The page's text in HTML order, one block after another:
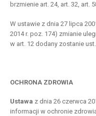
brzmienie art. 24, art. 32, art.
W ustawie z dnia 27 lipca
2014 r. poz. 174) zmianie
w art. 12 dodany zostanie ust.
OCHRONA ZDROWIA
Ustawa z dnia 26 czerwca
informacji w ochronie